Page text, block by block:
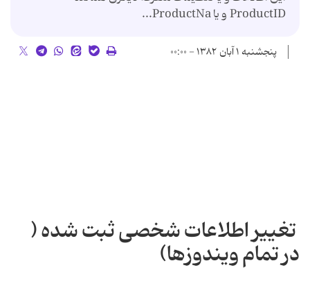
ProductID و یا ProductNa...
پنجشنبه ۱ آبان ۱۳۸۲ - ۰۰:۰۰
تغییر اطلاعات شخصی ثبت شده (
در تمام ویندوزها)